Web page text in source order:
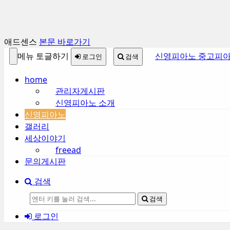
애드센스 본문 바로가기
메뉴 토글하기
로그인 검색 신영피아노 중고피
home
관리자게시판
신영피아노 소개
신영피아노
갤러리
세상이야기
freead
문의게시판
검색
검색
로그인
Sketchbook5, 스케치북5
Sketchbook5, 스케치북5
Sketchbook5, 스케치북5
Sketchbook5, 스케치북5